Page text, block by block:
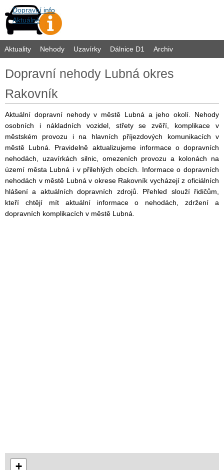
Dopravní info
Aktuálně
Aktuality Nehody Uzavírky Dálnice D1 Archiv
Dopravní nehody Lubná okres
Rakovník
Aktuální dopravní nehody v městě Lubná a jeho okolí. Nehody
osobních i nákladních vozidel, střety se zvěří, komplikace v
městském provozu i na hlavních příjezdových komunikacích v
městě Lubná. Pravidelně aktualizujeme informace o dopravních
nehodách, uzavírkách silnic, omezeních provozu a kolonách na
území města Lubná i v přilehlých obcích. Informace o dopravních
nehodách v městě Lubná v okrese Rakovník vycházejí z oficiálních
hlášení a aktuálních dopravních zdrojů. Přehled slouží řidičům,
kteří chtějí mít aktuální informace o nehodách, zdržení a
dopravních komplikacích v městě Lubná.
+